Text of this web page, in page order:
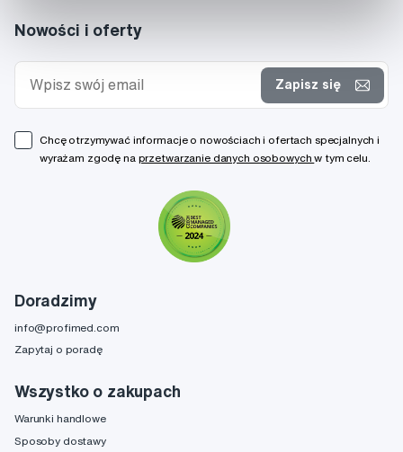
Doradzimy
info@profimed.com
Zapytaj o poradę
Wszystko o zakupach
Warunki handlowe
Sposoby dostawy
Nowości i oferty
Zapisz się
Chcę otrzymywać informacje o nowościach i ofertach specjalnych i
wyrażam zgodę na przetwarzanie danych osobowychw tym celu.